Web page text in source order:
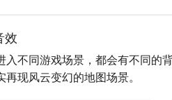
效
入不同游戏场景，都会有不同的
再现风云变幻的地图场景。